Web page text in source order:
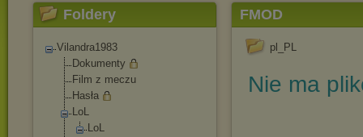
Foldery
Vilandra1983
Dokumenty
Film z meczu
Hasła
LoL
LoL
FMOD
pl_PL
Nie ma